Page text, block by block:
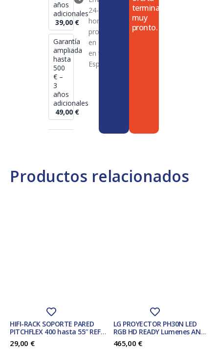
Productos relacionados
HIFI-RACK SOPORTE PARED
PITCHFLEX 400 hasta 55″ REF.
07056
29,00 €
LG PROYECTOR PH30N LED
RGB HD READY Lumenes ANSI:
250 25ï¿½ a 100ï¿½
465,00 €
años
adicionales
39,00 €
Garantía
ampliada
hasta
500
€ –
3
años
adicionales
49,00 €
24-72
horas en
productos
en stock
en toda
España
termina
muy
pronto.